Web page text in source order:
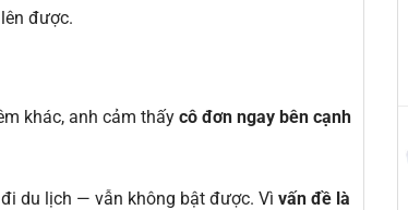
được.
khác, anh cảm thấy cô đơn ngay bên cạnh
đi du lịch — vẫn không bật được. Vì vấn đề là